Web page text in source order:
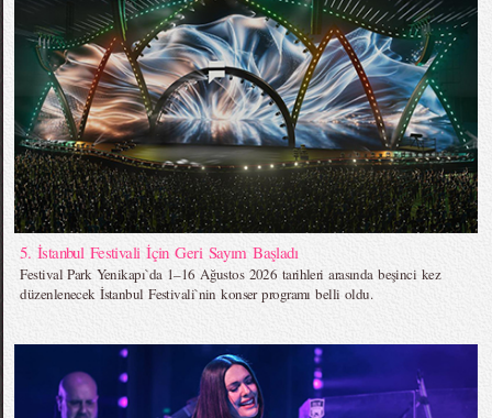
5. İstanbul Festivali İçin Geri Sayım Başladı
Festival Park Yenikapı`da 1–16 Ağustos 2026 tarihleri arasında beşinci kez
düzenlenecek İstanbul Festivali`nin konser programı belli oldu.